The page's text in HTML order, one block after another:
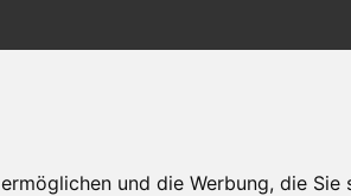
und die Werbung, die Sie